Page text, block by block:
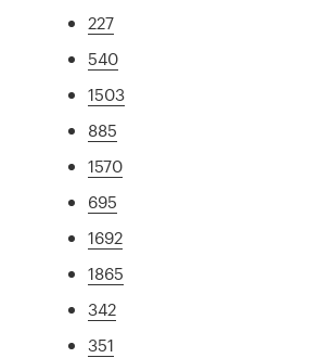
227
540
1503
885
1570
695
1692
1865
342
351